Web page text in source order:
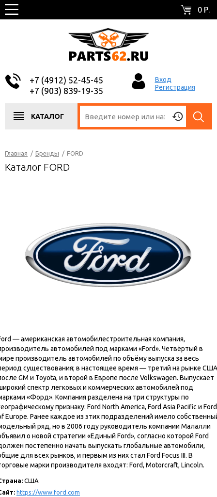
0 Р.
+7 (4912) 52-45-45
+7 (903) 839-19-35
Вход
Регистрация
КАТАЛОГ
Главная / Бренды / FORD
Каталог FORD
— американская автомобилестроительная компания,
автомобилей под марками «Ford». Четвёртый в
производитель автомобилей по объёму выпуска за весь
существования; в настоящее время — третий на рынке США
GM и Toyota, и второй в Европе после Volkswagen. Выпускает
спектр легковых и коммерческих автомобилей под
«Форд». Компания разделена на три структуры по
признаку: Ford North America, Ford Asia Pacific и Ford
Europe. Ранее каждое из этих подразделений имело
ряд, но в 2006 году руководитель компании Малалли
о новой стратегии «Единый Ford», согласно которой Ford
постепенно начать выпускать глобальные автомобили,
для всех рынков, и первым из них стал Ford Focus III. В
марки производителя входят: Ford, Motorcraft, Lincoln.
США
https://www.ford.com